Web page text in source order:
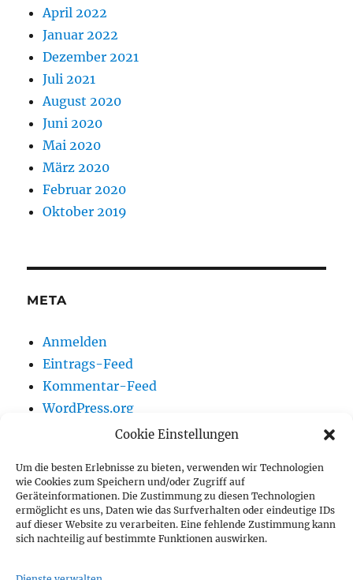
Cookie Einstellungen
Um die besten Erlebnisse zu bieten, verwenden wir Technologien
wie Cookies zum Speichern und/oder Zugriff auf
Geräteinformationen. Die Zustimmung zu diesen Technologien
ermöglicht es uns, Daten wie das Surfverhalten oder eindeutige IDs
auf dieser Website zu verarbeiten. Eine fehlende Zustimmung kann
sich nachteilig auf bestimmte Funktionen auswirken.
April 2022
Januar 2022
Dezember 2021
Juli 2021
August 2020
Juni 2020
Mai 2020
März 2020
Februar 2020
Oktober 2019
META
Anmelden
Eintrags-Feed
Kommentar-Feed
WordPress.org
Vereinsnews
Wir auf Youtube